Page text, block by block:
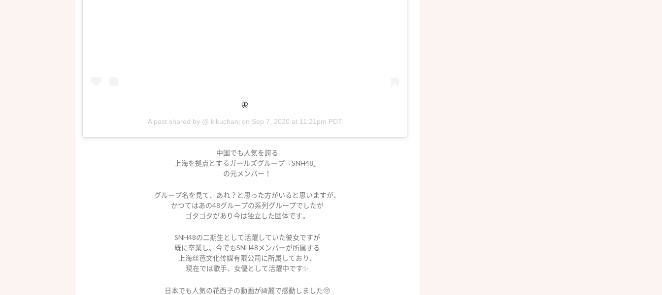
🦋
A post shared by @ kikuchanj on Sep 7, 2020 at 11:21pm PDT
中国でも人気を誇る
上海を拠点とするガールズグループ『SNH48』
の元メンバー！
グループ名を見て、あれ？と思った方がいると思いますが、
かつてはあの48グループの系列グループでしたが
ゴタゴタがあり今は独立した団体です。
SNH48の二期生として活躍していた彼女ですが
既に卒業し、今でもSNH48メンバーが所属する
上海丝芭文化传媒有限公司に所属しており、
現在では歌手、女優として活躍中です✨
日本でも人気の花西子の動画が綺麗で感動しました🥺